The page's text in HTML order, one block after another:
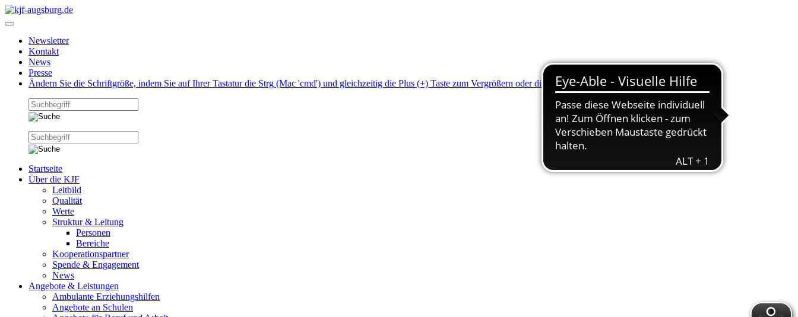
Newsletter
Kontakt
News
Presse
Ändern Sie die Schriftgröße, indem Sie auf Ihrer Tastatur die Strg (Mac 'cmd') und gleichzeitig die Plus (+) Taste zum Vergrößern oder die Minus (-) Taste zum Verkleinern drücken.
Startseite
Über die KJF
Leitbild
Qualität
Werte
Struktur & Leitung
Personen
Bereiche
Kooperationspartner
Spende & Engagement
News
Angebote & Leistungen
Ambulante Erziehungshilfen
Angebote an Schulen